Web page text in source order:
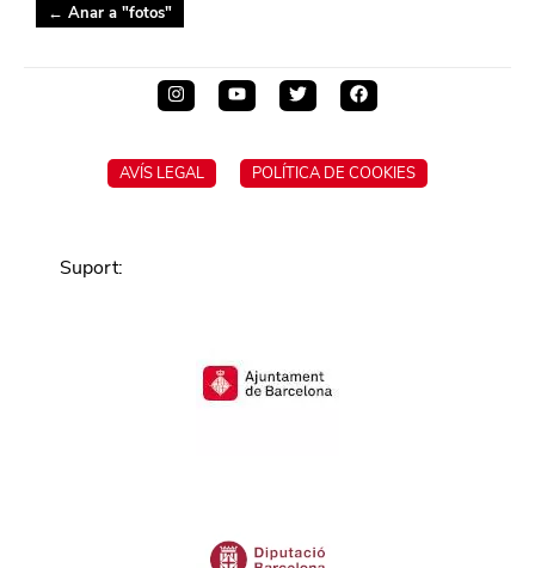
← Anar a "fotos"
AVÍS LEGAL POLÍTICA DE COOKIES
Suport: